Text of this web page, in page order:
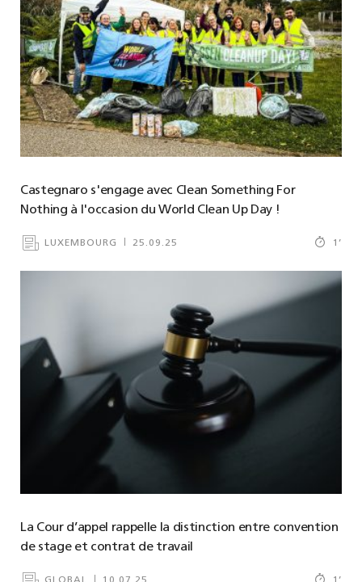
Castegnaro s'engage avec Clean Something For
Nothing à l'occasion du World Clean Up Day !
LUXEMBOURG 25.09.25 1’
La Cour d’appel rappelle la distinction entre convention
de stage et contrat de travail